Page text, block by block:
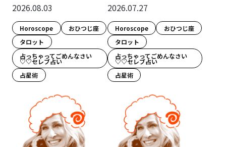
2026.08.03
Horoscope
おひつじ座
タロット
占っちゃってごめんなさい
♡♡セレブ占い
占星術
2026.07.27
Horoscope
おひつじ座
タロット
占っちゃってごめんなさい
♡♡セレブ占い
占星術